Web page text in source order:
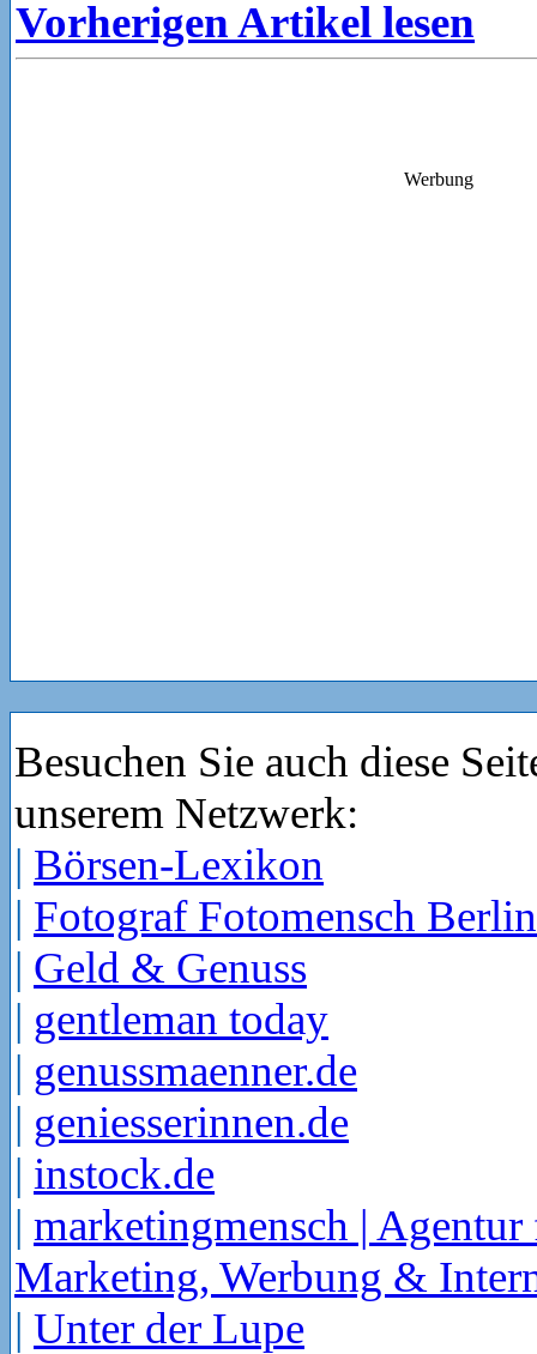
Vorherigen Artikel lesen
Werbung
Besuchen Sie auch diese
unserem Netzwerk:
| Börsen-Lexikon
| Fotograf Fotomensch Berlin
| Geld & Genuss
| gentleman today
| genussmaenner.de
| geniesserinnen.de
| instock.de
| marketingmensch | Agentur
Marketing, Werbung &
| Unter der Lupe